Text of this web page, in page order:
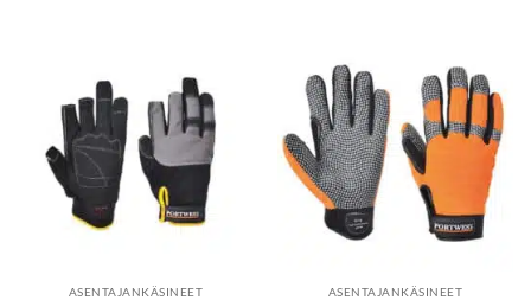
ASENTAJANKÄSINEET ASENTAJANKÄSINEET